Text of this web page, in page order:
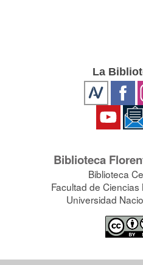
La
Biblioteca
Biblioteca
Facultad de
Universidad